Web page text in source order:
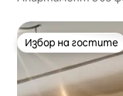
Избор на гостите
Избор на гостите